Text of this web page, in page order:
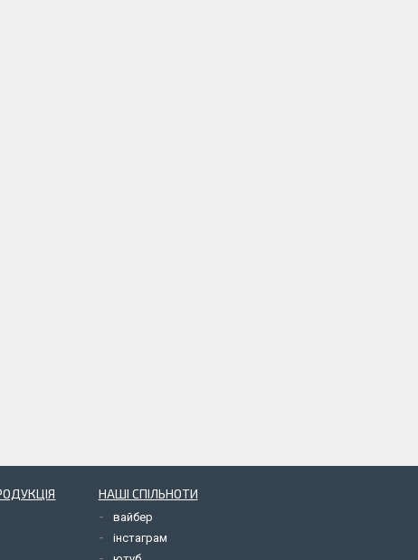
НАШІ СПІЛЬНОТИ
вайбер
інстаграм